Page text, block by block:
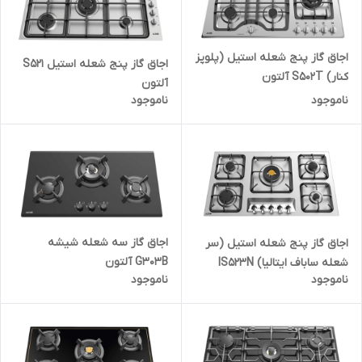
اجاق گاز پنج شعله استیل (پلوپز
کنار) S502T آلتون
ناموجود
اجاق گاز پنج شعله استیل S521
آلتون
ناموجود
اجاق گاز پنج شعله استیل (سر
شعله ساباف ایتالیا) IS523N
آلتون
ناموجود
اجاق گاز سه شعله شیشه
G303B آلتون
ناموجود